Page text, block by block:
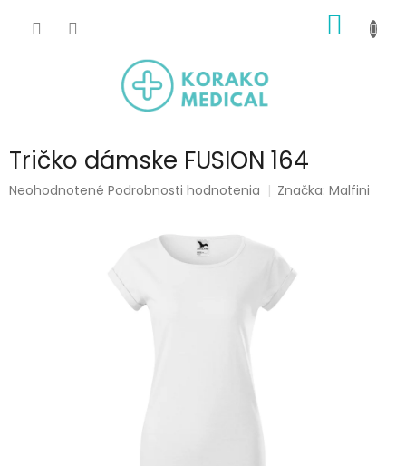
KOŠÍK
Tričko dámske FUSION 164
Priemerné
Neohodnotené Podrobnosti hodnotenia Značka:Malfini